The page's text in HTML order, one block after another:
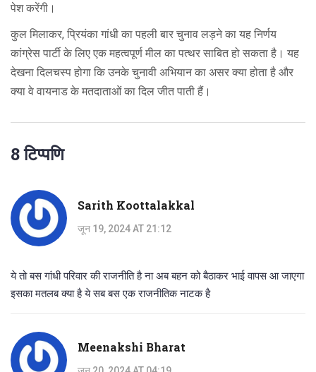
पेश करेंगी।
कुल मिलाकर, प्रियंका गांधी का पहली बार चुनाव लड़ने का यह निर्णय
कांग्रेस पार्टी के लिए एक महत्वपूर्ण मील का पत्थर साबित हो सकता है। यह
देखना दिलचस्प होगा कि उनके चुनावी अभियान का असर क्या होता है और
क्या वे वायनाड के मतदाताओं का दिल जीत पाती हैं।
8 टिप्पणि
Sarith Koottalakkal
जून 19, 2024 AT 21:12
ये तो बस गांधी परिवार की राजनीति है ना अब बहन को बैठाकर भाई वापस आ जाएगा
इसका मतलब क्या है ये सब बस एक राजनीतिक नाटक है
Meenakshi Bharat